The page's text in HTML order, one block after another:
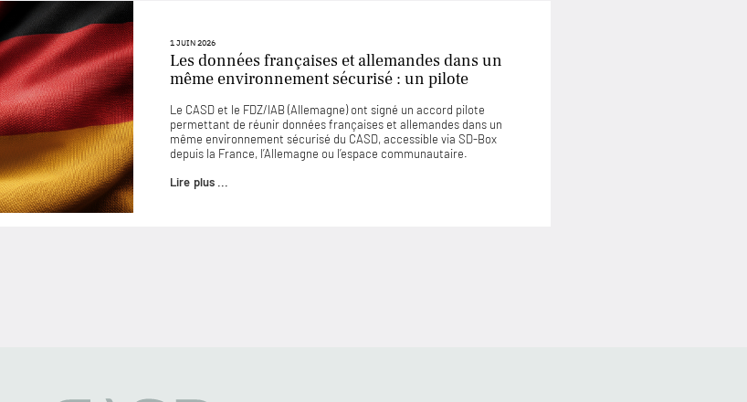
1 JUIN 2026
Les données françaises et allemandes dans un
même environnement sécurisé : un pilote
Le CASD et le FDZ/IAB (Allemagne) ont signé un accord pilote
permettant de réunir données françaises et allemandes dans un
même environnement sécurisé du CASD, accessible via SD-Box
depuis la France, l’Allemagne ou l’espace communautaire.
Lire plus ...